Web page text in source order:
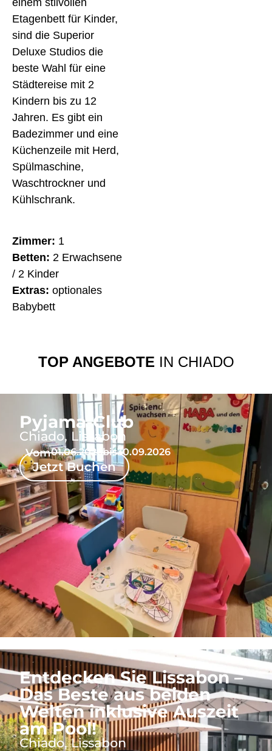
Etagenbett für Kinder,
sind die Superior
Deluxe Studios die
beste Wahl für eine
Städtereise mit 2
Kindern bis zu 12
Jahren. Es gibt ein
Badezimmer und eine
Küchenzeile mit Herd,
Spülmaschine,
Waschtrockner und
Kühlschrank.
Zimmer: 1
Betten: 2 Erwachsene
/ 2 Kinder
Extras: optionales
Babybett
TOP ANGEBOTE IN CHIADO
Pyjama-Club
Chiado, Lissabon
Jetzt Buchen
Vom01.06.2026bis30.09.2026
Entdecken Sie Lissabon –
Das Beste aus beiden
Welten inklusive Auszeit
am Pool!
Chiado, Lissabon